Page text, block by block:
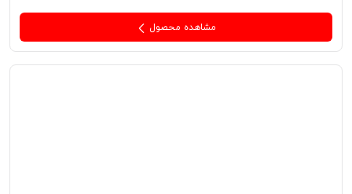
مشاهده محصول